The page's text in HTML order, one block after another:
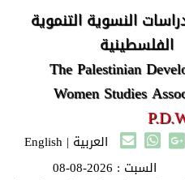
النسوية التنموية
الفلسطينية
The Palestinian
Women Studies
العربية |
English
السبت : 2026-08-08